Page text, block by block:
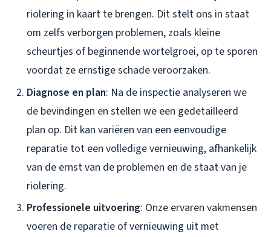
riolering in kaart te brengen. Dit stelt ons in staat
om zelfs verborgen problemen, zoals kleine
scheurtjes of beginnende wortelgroei, op te sporen
voordat ze ernstige schade veroorzaken.
Diagnose en plan: Na de inspectie analyseren we
de bevindingen en stellen we een gedetailleerd
plan op. Dit kan variëren van een eenvoudige
reparatie tot een volledige vernieuwing, afhankelijk
van de ernst van de problemen en de staat van je
riolering.
Professionele uitvoering: Onze ervaren vakmensen
voeren de reparatie of vernieuwing uit met